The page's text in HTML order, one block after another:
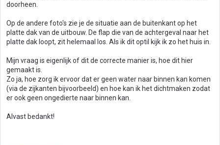
doorheen.
Op de andere foto's zie je de situatie aan de buitenkant op het
platte dak van de uitbouw. De flap die van de achtergeval naar het
platte dak loopt, zit helemaal los. Als ik dit optil kijk ik zo het huis in.
Mijn vraag is eigenlijk of dit de correcte manier is, hoe dit hier
gemaakt is.
Zo ja, hoe zorg ik ervoor dat er geen water naar binnen kan komen
(via de zijkanten bijvoorbeeld) en hoe kan ik het dichtmaken zodat
er ook geen ongedierte naar binnen kan.
Alvast bedankt!